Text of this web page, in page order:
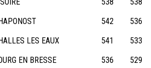
542 536
LES EAUX 541 533
EN BRESSE 536 529